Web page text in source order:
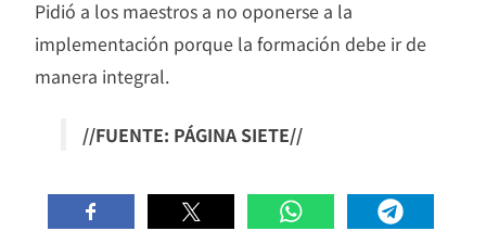
Pidió a los maestros a no oponerse a la
implementación porque la formación debe ir de
manera integral.
//FUENTE: PÁGINA SIETE//